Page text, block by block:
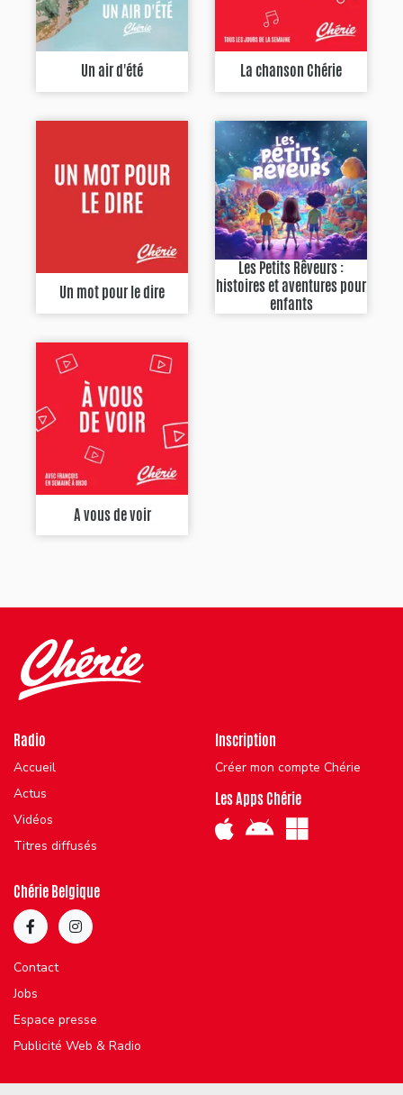
Un air d'été La chanson Chérie
Un mot pour le dire
Les Petits Rêveurs :
histoires et aventures pour
enfants
A vous de voir
Radio
Accueil
Actus
Vidéos
Titres diffusés
Inscription
Créer mon compte Chérie
Les Apps Chérie
Chérie Belgique
Contact
Jobs
Espace presse
Publicité Web & Radio